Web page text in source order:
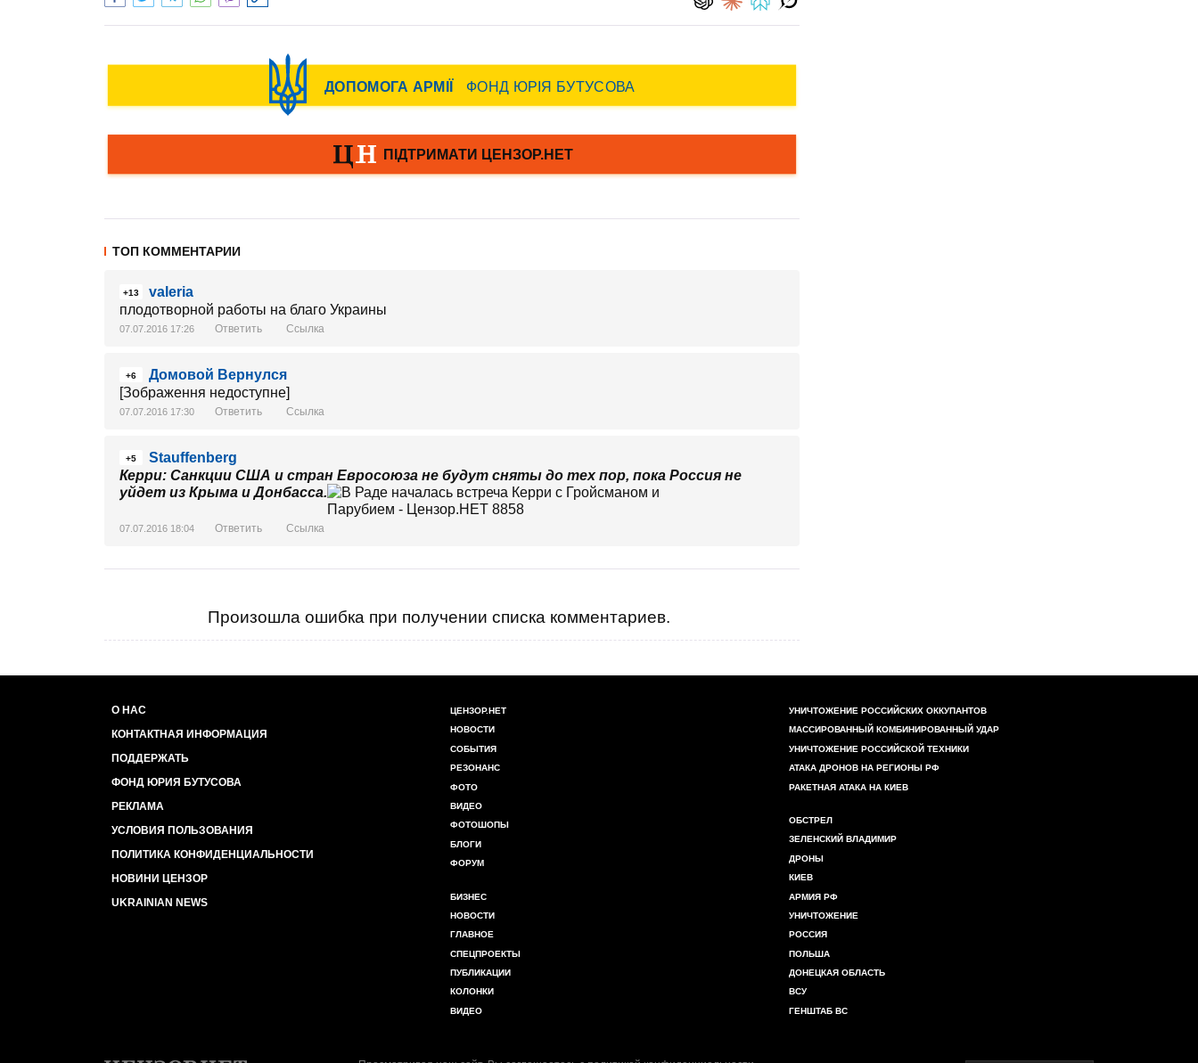
ТОП КОММЕНТАРИИ
+13
valeria
плодотворной работы на благо Украины
07.07.2016 17:26 Ответить Ссылка
+6
Домовой Вернулся
[Зображення недоступне]
07.07.2016 17:30 Ответить Ссылка
+5
Stauffenberg
Керри: Санкции США и стран Евросоюза не будут сняты до тех пор, пока Россия не
уйдет из Крыма и Донбасса.
07.07.2016 18:04 Ответить Ссылка
Произошла ошибка при получении списка комментариев.
О НАС
КОНТАКТНАЯ ИНФОРМАЦИЯ
ПОДДЕРЖАТЬ
ФОНД ЮРИЯ БУТУСОВА
РЕКЛАМА
УСЛОВИЯ ПОЛЬЗОВАНИЯ
ПОЛИТИКА КОНФИДЕНЦИАЛЬНОСТИ
НОВИНИ ЦЕНЗОР
UKRAINIAN NEWS
ЦЕНЗОР.НЕТ
НОВОСТИ
СОБЫТИЯ
РЕЗОНАНС
ФОТО
ВИДЕО
ФОТОШОПЫ
БЛОГИ
ФОРУМ
БИЗНЕС
НОВОСТИ
ГЛАВНОЕ
СПЕЦПРОЕКТЫ
ПУБЛИКАЦИИ
КОЛОНКИ
ВИДЕО
УНИЧТОЖЕНИЕ РОССИЙСКИХ ОККУПАНТОВ
МАССИРОВАННЫЙ КОМБИНИРОВАННЫЙ УДАР
УНИЧТОЖЕНИЕ РОССИЙСКОЙ ТЕХНИКИ
АТАКА ДРОНОВ НА РЕГИОНЫ РФ
РАКЕТНАЯ АТАКА НА КИЕВ
ОБСТРЕЛ
ЗЕЛЕНСКИЙ ВЛАДИМИР
ДРОНЫ
КИЕВ
АРМИЯ РФ
УНИЧТОЖЕНИЕ
РОССИЯ
ПОЛЬША
ДОНЕЦКАЯ ОБЛАСТЬ
ВСУ
ГЕНШТАБ ВС